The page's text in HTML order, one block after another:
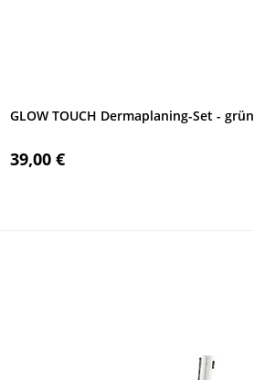
GLOW TOUCH Dermaplaning-Set - grün
39,00 €